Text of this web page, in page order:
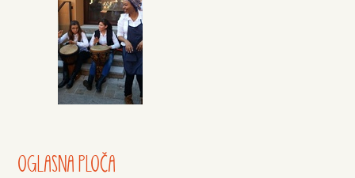
OGLASNA PLOČA